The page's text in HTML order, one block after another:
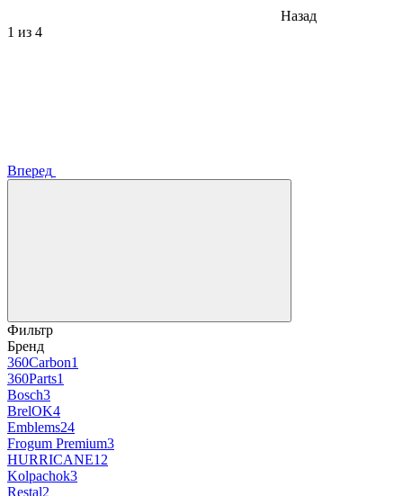
Назад
1 из 4
Вперед
Фильтр
Бренд
360Carbon1
360Parts1
Bosch3
BrelOK4
Emblems24
Frogum Premium3
HURRICANE12
Kolpachok3
Restal2